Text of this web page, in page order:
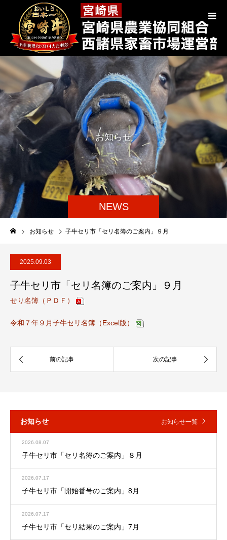
NEWS
お知らせ
お知らせ 子牛セリ市「セリ名簿のご案内」９月
2025.09.03
子牛セリ市「セリ名簿のご案内」９月
せり名簿（ＰＤＦ）
令和７年９月子牛セリ名簿（Excel版）
お知らせ お知らせ一覧
2026.08.07
子牛セリ市「セリ名簿のご案内」８月
2026.07.17
子牛セリ市「開始番号のご案内」8月
2026.07.17
子牛セリ市「セリ結果のご案内」7月